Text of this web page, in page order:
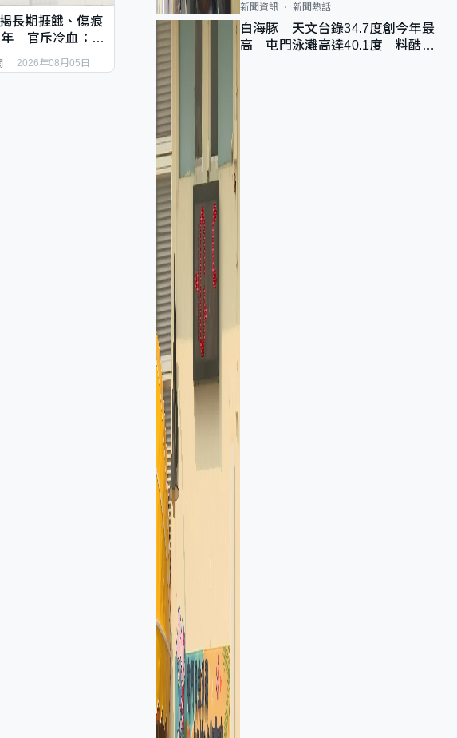
長期捱餓、傷痕
官斥冷血：同
2026年08月05日
新聞資訊 新聞熱話
白海豚｜天文台錄34.7度創今年最
高 屯門泳灘高達40.1度 料酷熱